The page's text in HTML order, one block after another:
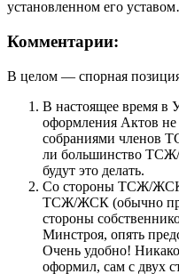
установленном его
Комментарии:
В целом — спорная
В настоящее время
оформления Актов
собраниями членов
ли большинство
будут это делать.
Со стороны ТСЖ/ЖСК
ТСЖ/ЖСК (обычно
стороны
Минстроя, опять
Очень удобно!
оформил, сам с двух